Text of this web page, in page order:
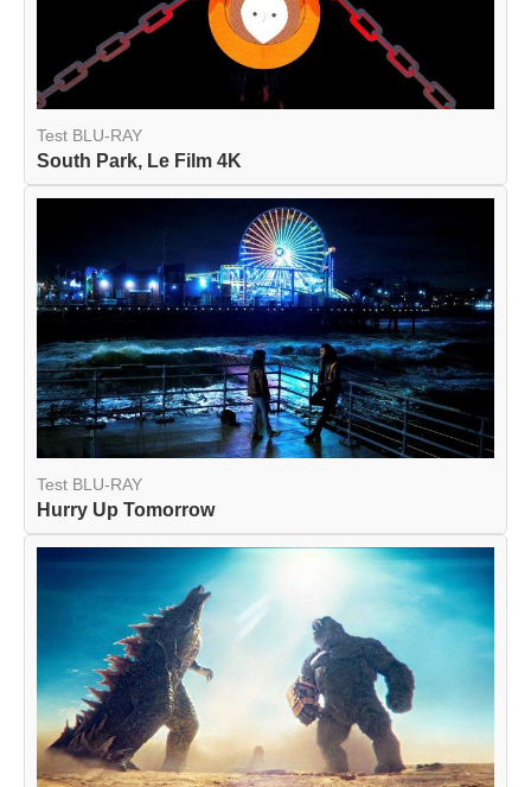
Test BLU-RAY
South Park, Le Film 4K
Test BLU-RAY
Hurry Up Tomorrow